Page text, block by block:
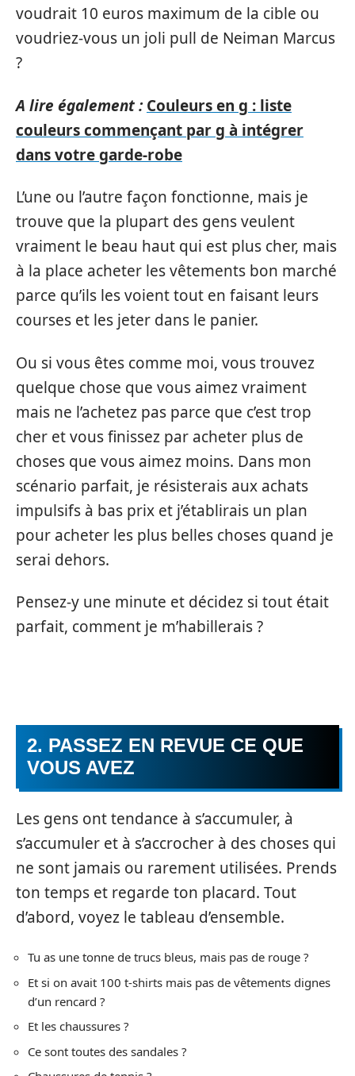
voudrait 10 euros maximum de la cible ou
voudriez-vous un joli pull de Neiman Marcus
?
A lire également : Couleurs en g : liste
couleurs commençant par g à intégrer
dans votre garde-robe
L’une ou l’autre façon fonctionne, mais je
trouve que la plupart des gens veulent
vraiment le beau haut qui est plus cher, mais
à la place acheter les vêtements bon marché
parce qu’ils les voient tout en faisant leurs
courses et les jeter dans le panier.
Ou si vous êtes comme moi, vous trouvez
quelque chose que vous aimez vraiment
mais ne l’achetez pas parce que c’est trop
cher et vous finissez par acheter plus de
choses que vous aimez moins. Dans mon
scénario parfait, je résisterais aux achats
impulsifs à bas prix et j’établirais un plan
pour acheter les plus belles choses quand je
serai dehors.
Pensez-y une minute et décidez si tout était
parfait, comment je m’habillerais ?
2. PASSEZ EN REVUE CE QUE
VOUS AVEZ
Les gens ont tendance à s’accumuler, à
s’accumuler et à s’accrocher à des choses qui
ne sont jamais ou rarement utilisées. Prends
ton temps et regarde ton placard. Tout
d’abord, voyez le tableau d’ensemble.
Tu as une tonne de trucs bleus, mais pas de rouge ?
Et si on avait 100 t-shirts mais pas de vêtements dignes
d’un rencard ?
Et les chaussures ?
Ce sont toutes des sandales ?